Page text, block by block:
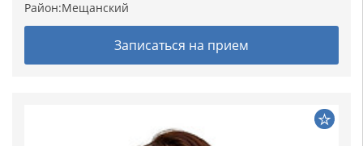
Район:Мещанский
Записаться на прием